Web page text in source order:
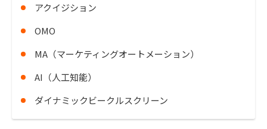
アクイジション
OMO
MA（マーケティングオートメーション）
AI（人工知能）
ダイナミックビークルスクリーン